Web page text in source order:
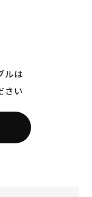
ルは
さい